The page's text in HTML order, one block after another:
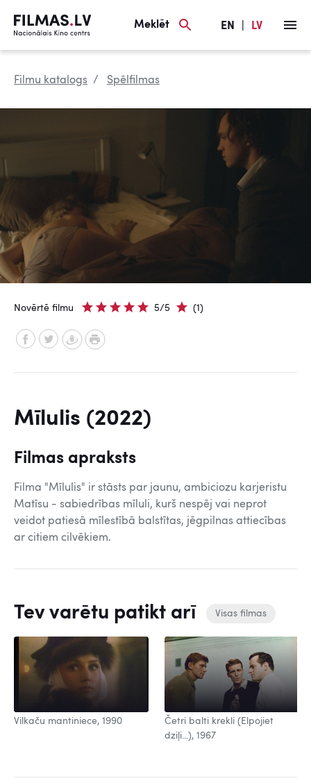
Meklēt EN LV
Filmu katalogs Spēlfilmas
Novērtē filmu 5/5 (1)
Mīlulis (2022)
Filmas apraksts
Filma "Mīlulis" ir stāsts par jaunu, ambiciozu karjeristu
Matīsu - sabiedrības mīluli, kurš nespēj vai neprot
veidot patiesā mīlestībā balstītas, jēgpilnas attiecības
ar citiem cilvēkiem.
Tev varētu patikt arī Visas filmas
Vilkaču mantiniece, 1990
Četri balti krekli (Elpojiet
dziļi...), 1967